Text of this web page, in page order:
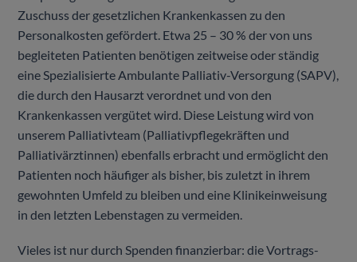
Zuschuss der gesetzlichen Krankenkassen zu den
Personalkosten gefördert. Etwa 25 – 30 % der von uns
begleiteten Patienten benötigen zeitweise oder ständig
eine Spezialisierte Ambulante Palliativ-Versorgung (SAPV),
die durch den Hausarzt verordnet und von den
Krankenkassen vergütet wird. Diese Leistung wird von
unserem Palliativteam (Palliativpflegekräften und
Palliativärztinnen) ebenfalls erbracht und ermöglicht den
Patienten noch häufiger als bisher, bis zuletzt in ihrem
gewohnten Umfeld zu bleiben und eine Klinikeinweisung
in den letzten Lebenstagen zu vermeiden.
Vieles ist nur durch Spenden finanzierbar: die Vortrags-